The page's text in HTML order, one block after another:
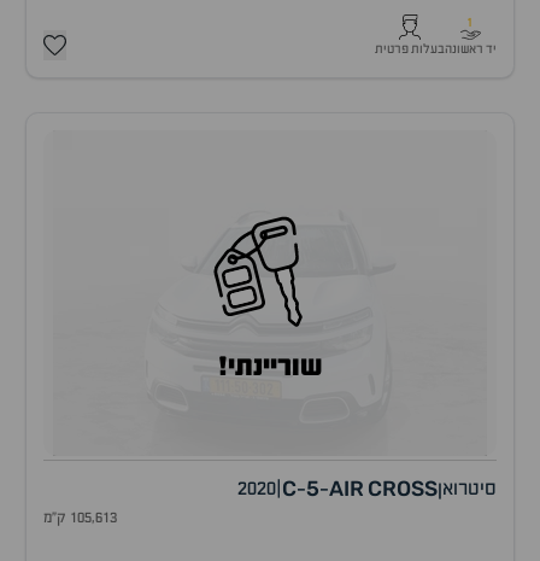
1
יד ראשונהבעלות פרטית
שוריינתי!
סיטרואן C-5-AIR CROSS
2020
105,613 ק"מ